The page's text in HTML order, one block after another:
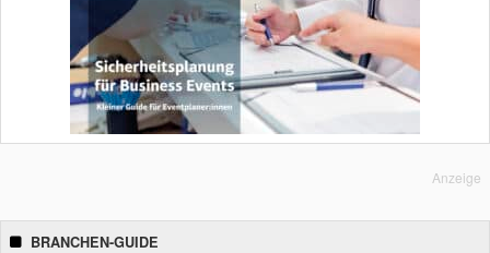
Anzeige
BRANCHEN-GUIDE